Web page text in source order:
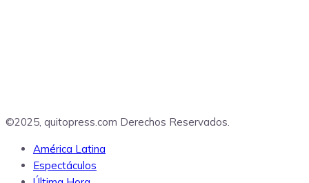
©2025, quitopress.com Derechos Reservados.
América Latina
Espectáculos